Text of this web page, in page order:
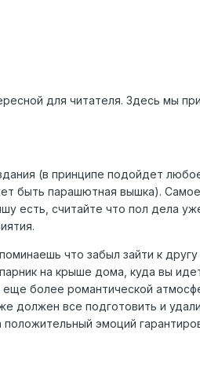
для читателя. Здесь мы
(в принципе подойдет
быть парашютная вышка).
есть, считайте что пол дела
что забыл зайти к
на крыше дома, куда вы
более романтической
должен все подготовить и
эмоций